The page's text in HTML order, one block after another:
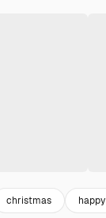
christmas happy